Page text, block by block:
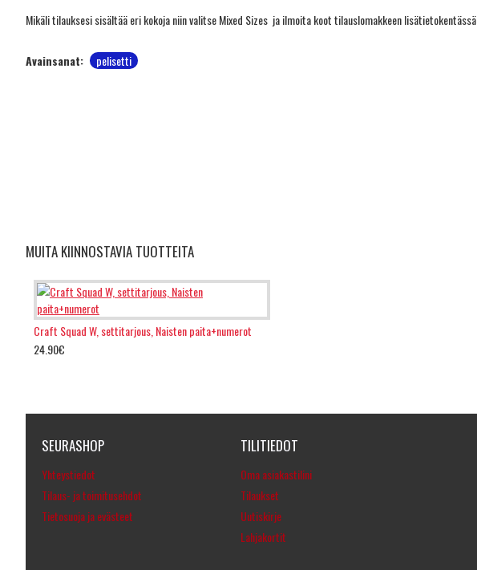
Mikäli tilauksesi sisältää eri kokoja niin valitse Mixed Sizes ja ilmoita koot tilauslomakkeen lisätietokentässä.
Avainsanat: pelisetti
MUITA KIINNOSTAVIA TUOTTEITA
Craft Squad W, settitarjous, Naisten paita+numerot
24.90€
SEURASHOP
Yhteystiedot
Tilaus- ja toimitusehdot
Tietosuoja ja evästeet
TILITIEDOT
Oma asiakastilini
Tilaukset
Uutiskirje
Lahjakortit